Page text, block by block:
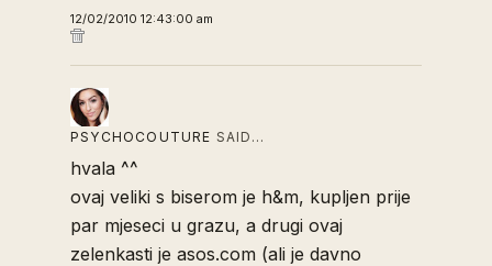
12/02/2010 12:43:00 am
PSYCHOCOUTURE SAID…
hvala ^^
ovaj veliki s biserom je h&m, kupljen prije
par mjeseci u grazu, a drugi ovaj
zelenkasti je asos.com (ali je davno